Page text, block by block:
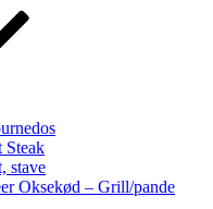
Steak
stave
Oksekød – Grill/pande